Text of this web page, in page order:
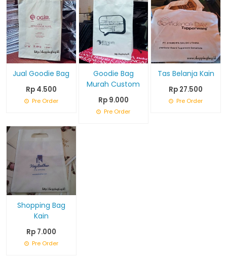
Jual Goodie Bag
Rp 4.500
Pre Order
Goodie Bag
Murah Custom
Rp 9.000
Pre Order
Tas Belanja Kain
Rp 27.500
Pre Order
Shopping Bag
Kain
Rp 7.000
Pre Order